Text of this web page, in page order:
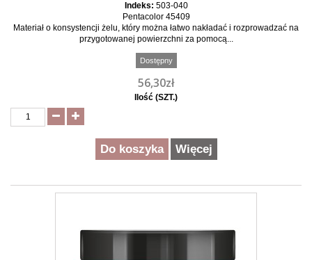
Indeks: 503-040
Pentacolor 45409
Materiał o konsystencji żelu, który można łatwo nakładać i rozprowadzać na
przygotowanej powierzchni za pomocą...
Dostępny
56,30zł
Ilość (SZT.)
Do koszyka Więcej